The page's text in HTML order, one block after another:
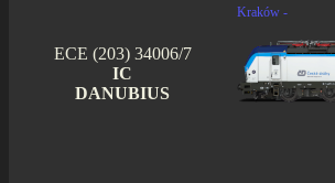
ECE (203) 34006/7
IC
DANUBIUS
Kraków -